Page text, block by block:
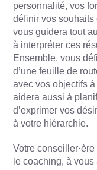
personnalité, vos
définir vos
vous guidera tout
à interpréter ces
Ensemble, vous
d’une feuille de
avec vos objectifs
aidera aussi à
d’exprimer vos
à votre hiérarchie.
Votre
le coaching, à